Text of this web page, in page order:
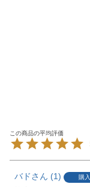
バド 1 購